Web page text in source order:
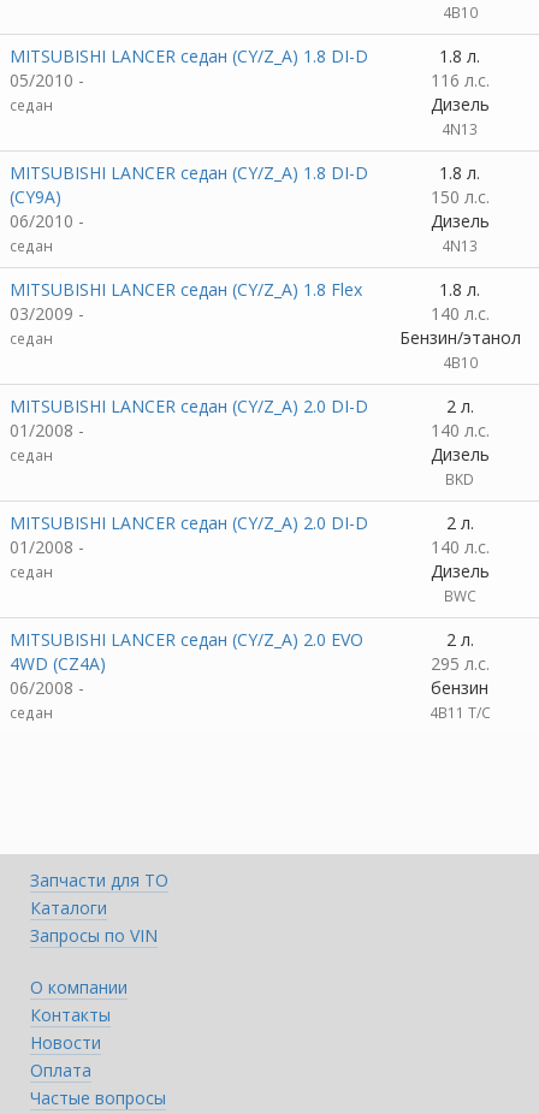
4B10
MITSUBISHI LANCER седан (CY/Z_A) 1.8 DI-D
05/2010 -
седан
1.8 л.
116 л.с.
Дизель
4N13
MITSUBISHI LANCER седан (CY/Z_A) 1.8 DI-D
(CY9A)
06/2010 -
седан
1.8 л.
150 л.с.
Дизель
4N13
MITSUBISHI LANCER седан (CY/Z_A) 1.8 Flex
03/2009 -
седан
1.8 л.
140 л.с.
Бензин/этанол
4B10
MITSUBISHI LANCER седан (CY/Z_A) 2.0 DI-D
01/2008 -
седан
2 л.
140 л.с.
Дизель
BKD
MITSUBISHI LANCER седан (CY/Z_A) 2.0 DI-D
01/2008 -
седан
2 л.
140 л.с.
Дизель
BWC
MITSUBISHI LANCER седан (CY/Z_A) 2.0 EVO
4WD (CZ4A)
06/2008 -
седан
2 л.
295 л.с.
бензин
4B11 T/C
Запчасти для ТО
Каталоги
Запросы по VIN
О компании
Контакты
Новости
Оплата
Частые вопросы